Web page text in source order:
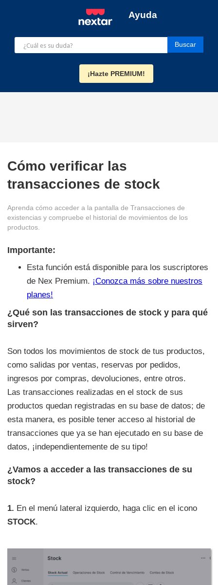
Ayuda
¡Hazte PREMIUM!
Cómo verificar las
transacciones de stock
Aprenda cómo acceder a la pantalla de Transacciones de
existencias y compruebe el historial de movimientos de los
productos.
Importante:
Esta función está disponible para los suscriptores
de Nex Premium. ¡Conozca más sobre nuestros
planes!
¿Qué son las transacciones de stock y para qué
sirven?
Son todos los movimientos de stock de tus productos,
como salidas por ventas, reservas por pedidos,
ingresos por compras, devoluciones, entre otros.
Las transacciones realizadas en el stock de sus
productos quedan registradas en su base de datos; de
esta manera, es posible tener acceso al historial de
transacciones que ya se han ejecutado en su base de
datos, ¡independientemente de su tipo!
¿Vamos a acceder a las transacciones de su
stock?
1. En el menú lateral izquierdo, haga clic en el icono
STOCK.